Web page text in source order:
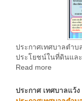
ประกาศเทศบาลตำบ
ประโยชน์ในที่ดินแล
Read more
ประกาศ เทศบาลแว้ง